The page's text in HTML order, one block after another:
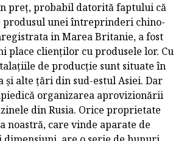
preț, probabil datorită faptului că
produsul unei întreprinderi chino-
in Marea Britanie, a fost
place clienților cu produsele lor. Cu
de producție sunt situate în
și alte țări din sud-estul Asiei. Dar
organizarea aprovizionării
din Rusia. Orice proprietate
noastră, care vinde aparate de